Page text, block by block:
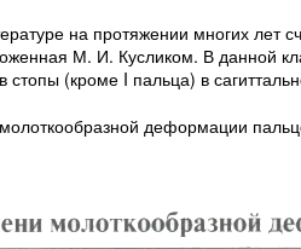
на протяжении многих
М. И. Кусликом. В данной
стопы (кроме I пальца) в
деформации